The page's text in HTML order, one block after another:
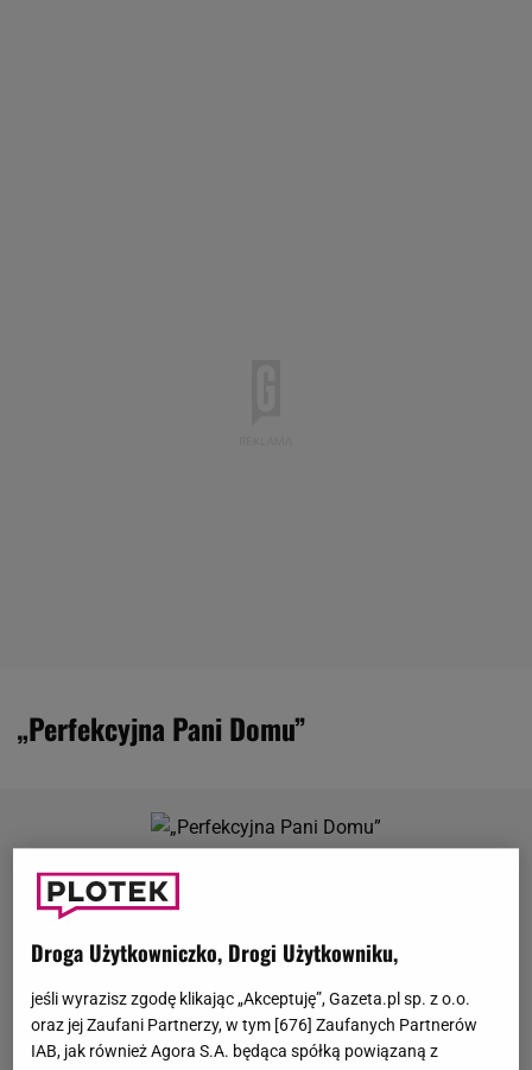
„Perfekcyjna Pani Domu”
Droga Użytkowniczko, Drogi Użytkowniku,
jeśli wyrazisz zgodę klikając „Akceptuję”, Gazeta.pl sp. z o.o.
oraz jej Zaufani Partnerzy, w tym [676] Zaufanych Partnerów
IAB, jak również Agora S.A. będąca spółką powiązaną z